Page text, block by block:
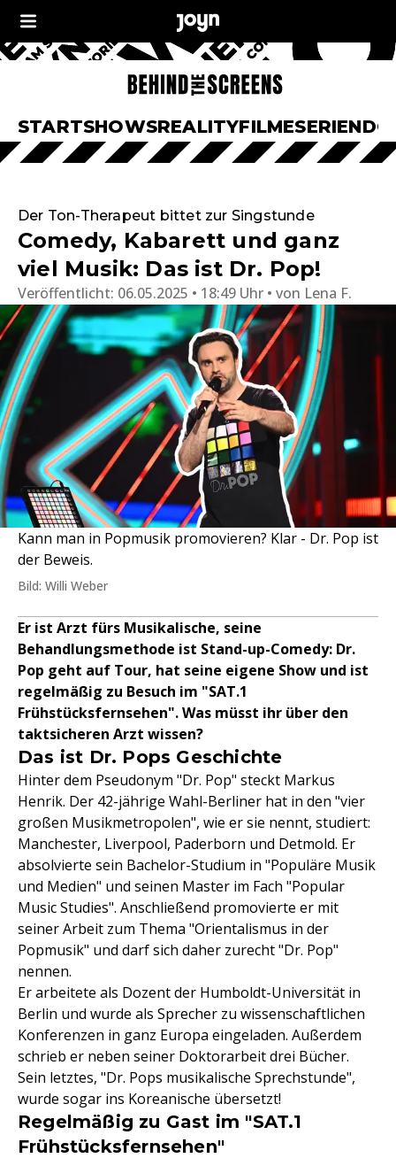
STARTSHOWSREALITYFILMESERIEN
Der Ton-Therapeut bittet zur Singstunde
Comedy, Kabarett und ganz
viel Musik: Das ist Dr. Pop!
Veröffentlicht: 06.05.2025 • 18:49 Uhr von Lena F.
Kann man in Popmusik promovieren? Klar - Dr. Pop ist
der Beweis.
Bild: Willi Weber
Er ist Arzt fürs Musikalische, seine
Behandlungsmethode ist Stand-up-Comedy: Dr.
Pop geht auf Tour, hat seine eigene Show und ist
regelmäßig zu Besuch im "SAT.1
Frühstücksfernsehen". Was müsst ihr über den
taktsicheren Arzt wissen?
Das ist Dr. Pops Geschichte
Hinter dem Pseudonym "Dr. Pop" steckt Markus
Henrik. Der 42-jährige Wahl-Berliner hat in den "vier
großen Musikmetropolen", wie er sie nennt, studiert:
Manchester, Liverpool, Paderborn und Detmold. Er
absolvierte sein Bachelor-Studium in "Populäre Musik
und Medien" und seinen Master im Fach "Popular
Music Studies". Anschließend promovierte er mit
seiner Arbeit zum Thema "Orientalismus in der
Popmusik" und darf sich daher zurecht "Dr. Pop"
nennen.
Er arbeitete als Dozent der Humboldt-Universität in
Berlin und wurde als Sprecher zu wissenschaftlichen
Konferenzen in ganz Europa eingeladen. Außerdem
schrieb er neben seiner Doktorarbeit drei Bücher.
Sein letztes, "Dr. Pops musikalische Sprechstunde",
wurde sogar ins Koreanische übersetzt!
Regelmäßig zu Gast im "SAT.1
Frühstücksfernsehen"